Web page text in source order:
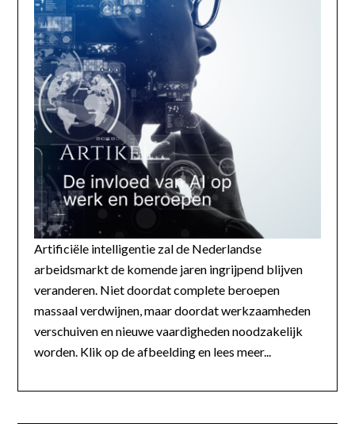
Artificiële intelligentie zal de Nederlandse
arbeidsmarkt de komende jaren ingrijpend blijven
veranderen. Niet doordat complete beroepen
massaal verdwijnen, maar doordat werkzaamheden
verschuiven en nieuwe vaardigheden noodzakelijk
worden. Klik op de afbeelding en lees meer...